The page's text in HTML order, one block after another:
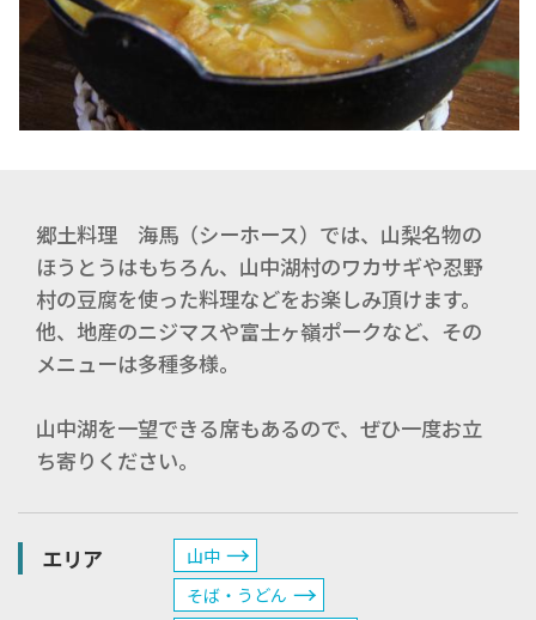
郷土料理 海馬（シーホース）では、山梨名物の
ほうとうはもちろん、山中湖村のワカサギや忍野
村の豆腐を使った料理などをお楽しみ頂けます。
他、地産のニジマスや富士ヶ嶺ポークなど、その
メニューは多種多様。
山中湖を一望できる席もあるので、ぜひ一度お立
ち寄りください。
エリア 山中
そば・うどん